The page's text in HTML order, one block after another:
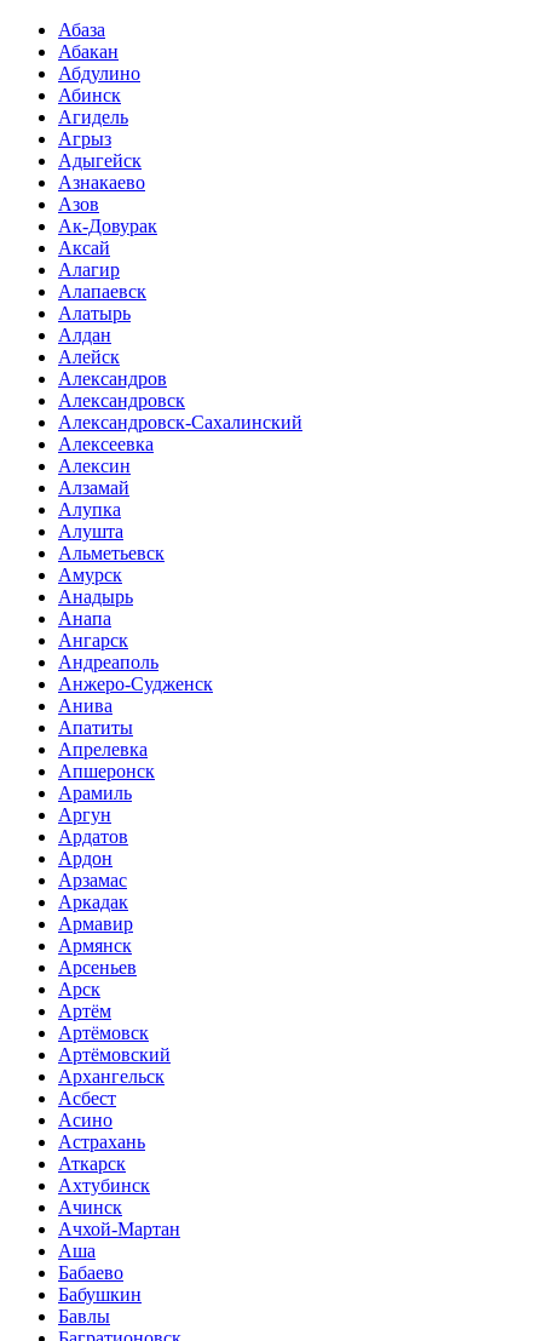
Абаза
Абакан
Абдулино
Абинск
Агидель
Агрыз
Адыгейск
Азнакаево
Азов
Ак-Довурак
Аксай
Алагир
Алапаевск
Алатырь
Алдан
Алейск
Александров
Александровск
Александровск-Сахалинский
Алексеевка
Алексин
Алзамай
Алупка
Алушта
Альметьевск
Амурск
Анадырь
Анапа
Ангарск
Андреаполь
Анжеро-Судженск
Анива
Апатиты
Апрелевка
Апшеронск
Арамиль
Аргун
Ардатов
Ардон
Арзамас
Аркадак
Армавир
Армянск
Арсеньев
Арск
Артём
Артёмовск
Артёмовский
Архангельск
Асбест
Асино
Астрахань
Аткарск
Ахтубинск
Ачинск
Ачхой-Мартан
Аша
Бабаево
Бабушкин
Бавлы